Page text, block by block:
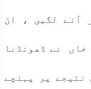
آنے لگیں ، ان
خاں نے ڈھونڈنا
نتیجے پر پہنچے